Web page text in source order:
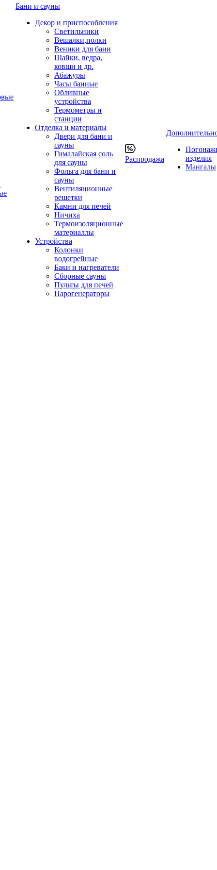
Бани и сауны
Декор и приспособления
Светильники
Вешалки,полки
Веники для бани
Шайки, ведра,
ковши и др.
Абажуры
Часы банные
Обливные
устройства
Термометры и
станции
Отделка и материалы
Двери для бани и
сауны
Гималайская соль
для сауны
Фольга для бани и
сауны
Вентиляционные
решетки
Камни для печей
Ничиха
Термоизоляционные
материаллы
Устройства
Колонки
водогрейные
Баки и нагреватели
Сборные сауны
Пульты для печей
Парогенераторы
Распродажа
изделия
Мангалы